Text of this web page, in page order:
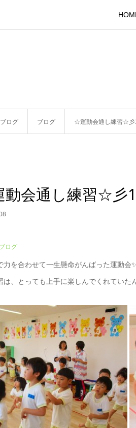
ブログ ブログ ☆運動会通し練習☆彡
会通し練習☆彡
ブログ
力を合わせて一生懸命がんばった運動
は、とっても上手に楽しんでくれてい